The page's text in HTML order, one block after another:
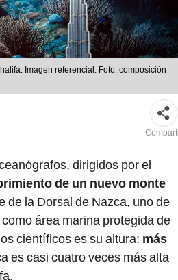
Imagen referencial. Foto: composición
Compartir
de un nuevo monte
la Dorsal de Nazca, uno de
área marina protegida de
científicos es su altura:más
es casi cuatro veces más alta